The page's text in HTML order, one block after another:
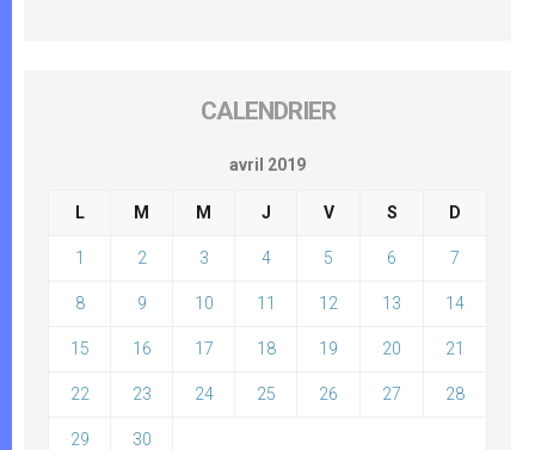
CALENDRIER
avril 2019
L M M J V S D
1 2 3 4 5 6 7
8 9 10 11 12 13 14
15 16 17 18 19 20 21
22 23 24 25 26 27 28
29 30